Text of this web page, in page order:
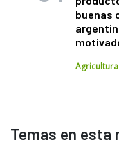
buenas
Agricultura
Temas en esta